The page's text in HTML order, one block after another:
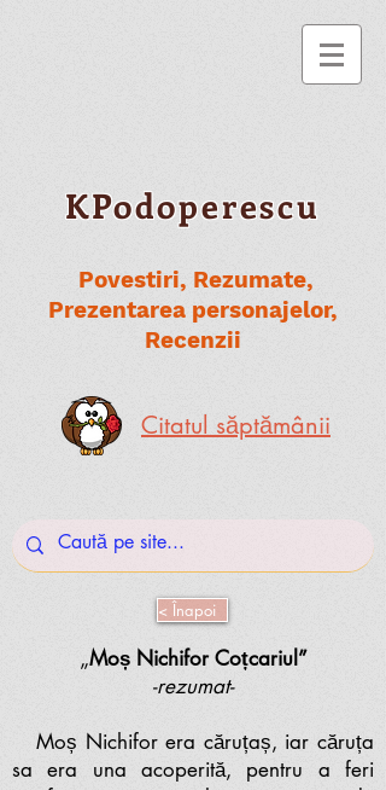
KPodoperescu
Povestiri, Rezumate,
Prezentarea personajelor,
Recenzii
Citatul săptămânii
< Înapoi
„Moș Nichifor Coțcariul”
-rezumat-
Moș Nichifor era căruțaș, iar căruța
sa era una acoperită, pentru a feri